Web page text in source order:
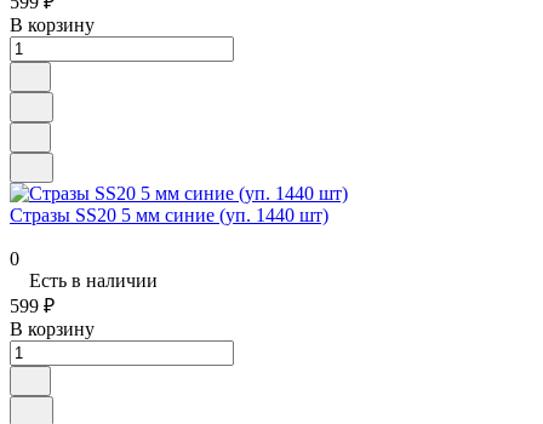
В корзину
Стразы SS20 5 мм синие (уп. 1440 шт)
0
Есть в наличии
599 ₽
В корзину